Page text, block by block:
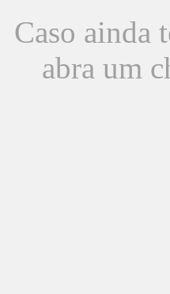
Caso ainda
abra um